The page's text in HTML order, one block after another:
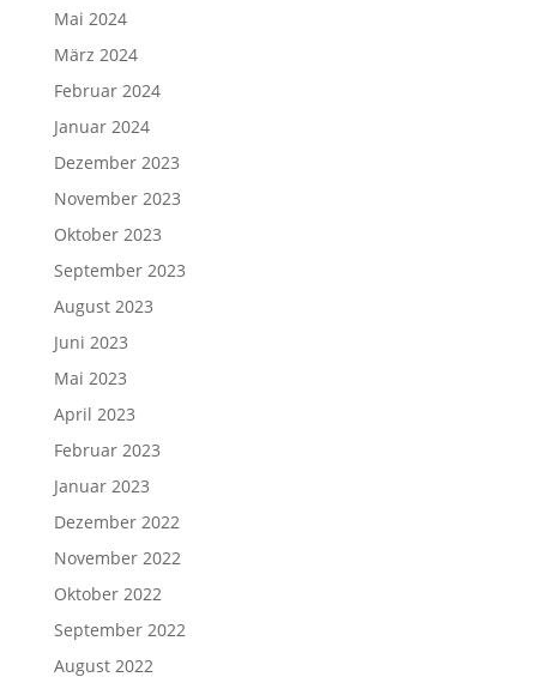
Mai 2024
März 2024
Februar 2024
Januar 2024
Dezember 2023
November 2023
Oktober 2023
September 2023
August 2023
Juni 2023
Mai 2023
April 2023
Februar 2023
Januar 2023
Dezember 2022
November 2022
Oktober 2022
September 2022
August 2022